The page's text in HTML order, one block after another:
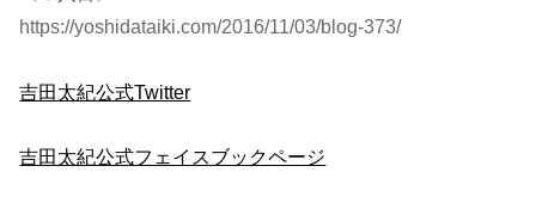
https://yoshidataiki.com/2016/11/03/blog-373/
吉田太紀公式Twitter
吉田太紀公式フェイスブックページ